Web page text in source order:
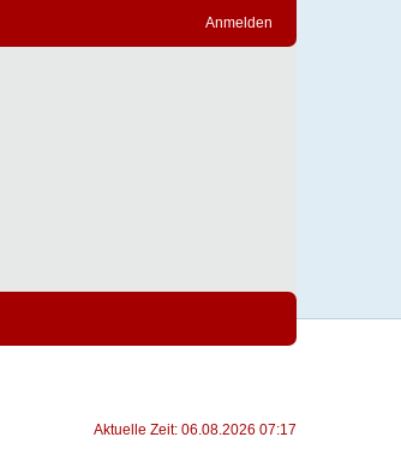
Anmelden
Aktuelle Zeit: 06.08.2026 07:17